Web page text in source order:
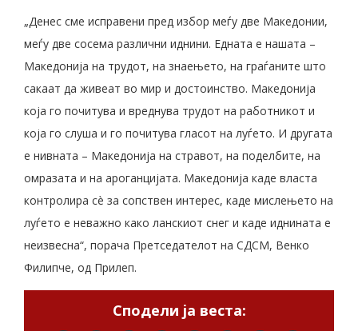
„Денес сме исправени пред избор меѓу две Македонии,
меѓу две сосема различни иднини. Едната е нашата –
Македонија на трудот, на знаењето, на граѓаните што
сакаат да живеат во мир и достоинство. Македонија
која го почитува и вреднува трудот на работникот и
која го слуша и го почитува гласот на луѓето. И другата
е нивната – Македонија на стравот, на поделбите, на
омразата и на ароганцијата. Македонија каде власта
контролира сè за сопствен интерес, каде мислењето на
луѓето е неважно како ланскиот снег и каде иднината е
неизвесна“, порача Претседателот на СДСМ, Венко
Филипче, од Прилеп.
Сподели ја веста: